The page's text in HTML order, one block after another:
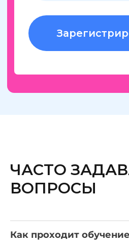
ЧАСТО
ВОПРОСЫ
Как проходит